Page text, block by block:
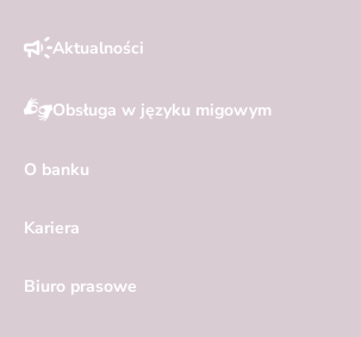
Aktualności
Obsługa w języku migowym
O banku
Kariera
Biuro prasowe